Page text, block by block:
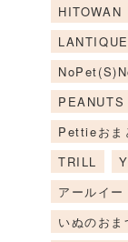
HITOWAN
Pettieおま
TRILL
アールイー
いぬのおま